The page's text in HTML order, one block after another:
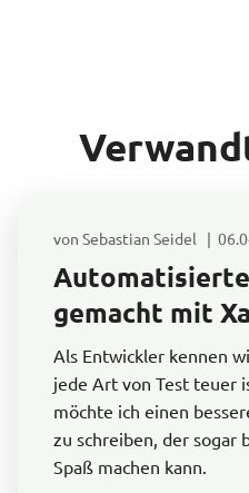
von Sebastian Seidel |
gemacht mit
Als Entwickler kennen
jede Art von Test teuer
möchte ich einen
zu schreiben, der sogar
Spaß machen kann.